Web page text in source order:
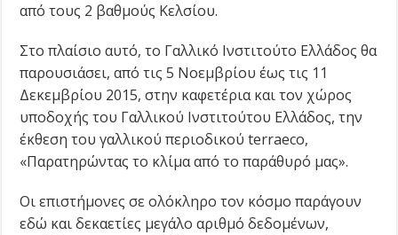
από τους 2 βαθμούς Κελσίου.
Στο πλαίσιο αυτό, το Γαλλικό Ινστιτούτο Ελλάδος θα
παρουσιάσει, από τις 5 Νοεμβρίου έως τις 11
Δεκεμβρίου 2015, στην καφετέρια και τον χώρος
υποδοχής του Γαλλικού Ινστιτούτου Ελλάδος, την
έκθεση του γαλλικού περιοδικού terraeco,
«Παρατηρώντας το κλίμα από το παράθυρό μας».
Οι επιστήμονες σε ολόκληρο τον κόσμο παράγουν
εδώ και δεκαετίες μεγάλο αριθμό δεδομένων,